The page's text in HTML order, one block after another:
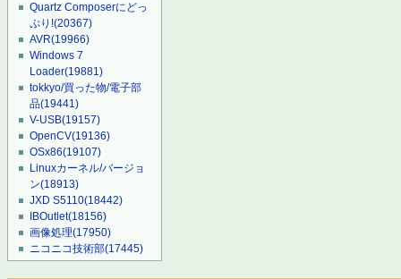
Quartz Composerにどっ
ぷり!(20367)
AVR(19966)
Windows 7
Loader(19881)
tokkyo/買った物/電子部
品(19441)
V-USB(19157)
OpenCV(19136)
OSx86(19107)
Linuxカーネル/バージョ
ン(18913)
JXD S5110(18442)
IBOutlet(18156)
画像処理(17950)
ニコニコ技術部(17445)